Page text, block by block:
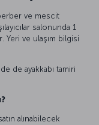
ve mescit
salonunda 1
Yeri ve ulaşım bilgisi
de ayakkabı tamiri
alınabilecek